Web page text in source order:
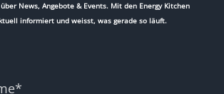
News, Angebote & Events. Mit den Energy Kitchen
informiert und weisst, was gerade so läuft.